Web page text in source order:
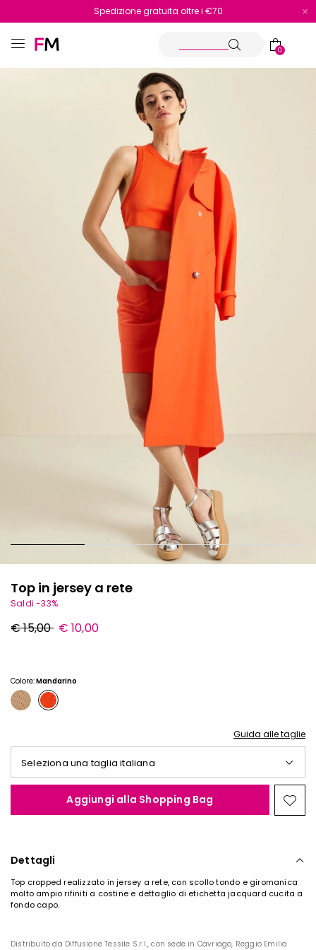
Reso facile e veloce
Spedizione gratuita oltre i €70
0
Top in jersey a rete
Saldi -33%
Prezzo
originale
€ 15,00 Nuovo
prezzo
€ 10,00
Colore:Mandarino
Guida alle taglie
Seleziona una taglia italiana
Aggiungi alla Shopping Bag
nella
Dettagli
Top cropped realizzato in jersey a rete, con scollo tondo e giromanica
molto ampio rifiniti a costine e dettaglio di etichetta jacquard cucita a
fondo capo.
Distribuito da Diffusione Tessile S.r.l., con sede in Cavriago, Reggio Emilia